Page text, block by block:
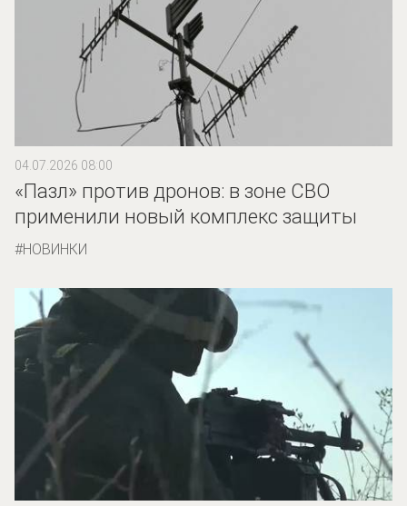
04.07.2026 08:00
«Пазл» против дронов: в зоне СВО
применили новый комплекс защиты
НОВИНКИ